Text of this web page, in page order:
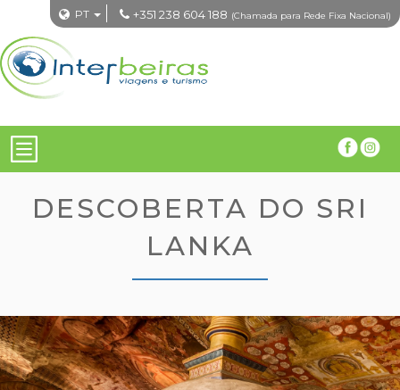
PT +351 238 604 188 (Chamada para Rede Fixa Nacional)
DESCOBERTA DO SRI
LANKA